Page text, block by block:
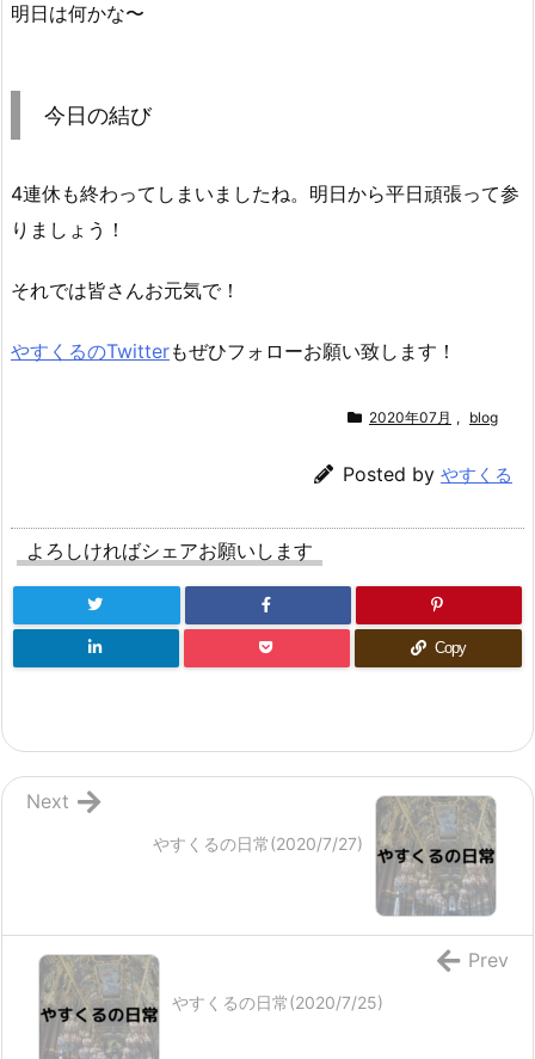
明日は何かな〜
今日の結び
4連休も終わってしまいましたね。明日から平日頑張って参
りましょう！
それでは皆さんお元気で！
やすくるのTwitterもぜひフォローお願い致します！
2020年07月 , blog
Posted by やすくる
よろしければシェアお願いします
Copy
やすくるの日常(2020/7/27)
Next
やすくるの日常(2020/7/25)
Prev